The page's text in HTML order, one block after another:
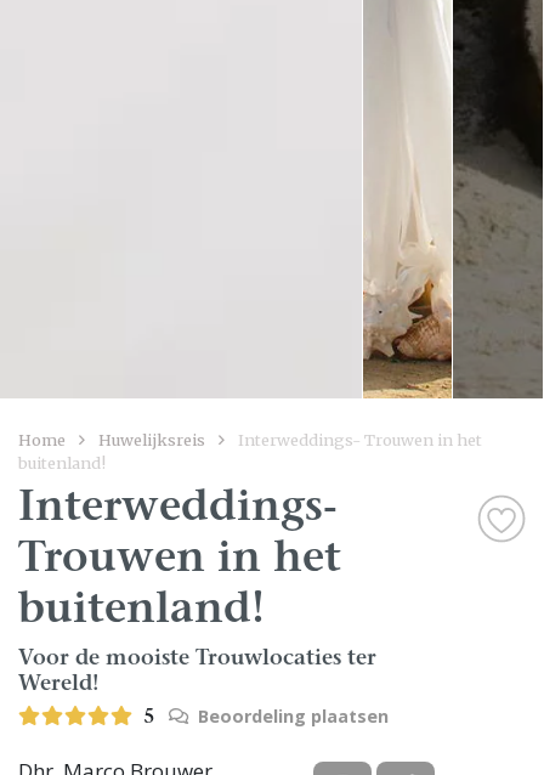
Home Huwelijksreis
Interweddings- Trouwen in het
buitenland!
Interweddings-
Trouwen in het
buitenland!
Voor de mooiste Trouwlocaties ter
Wereld!
5 Beoordeling plaatsen